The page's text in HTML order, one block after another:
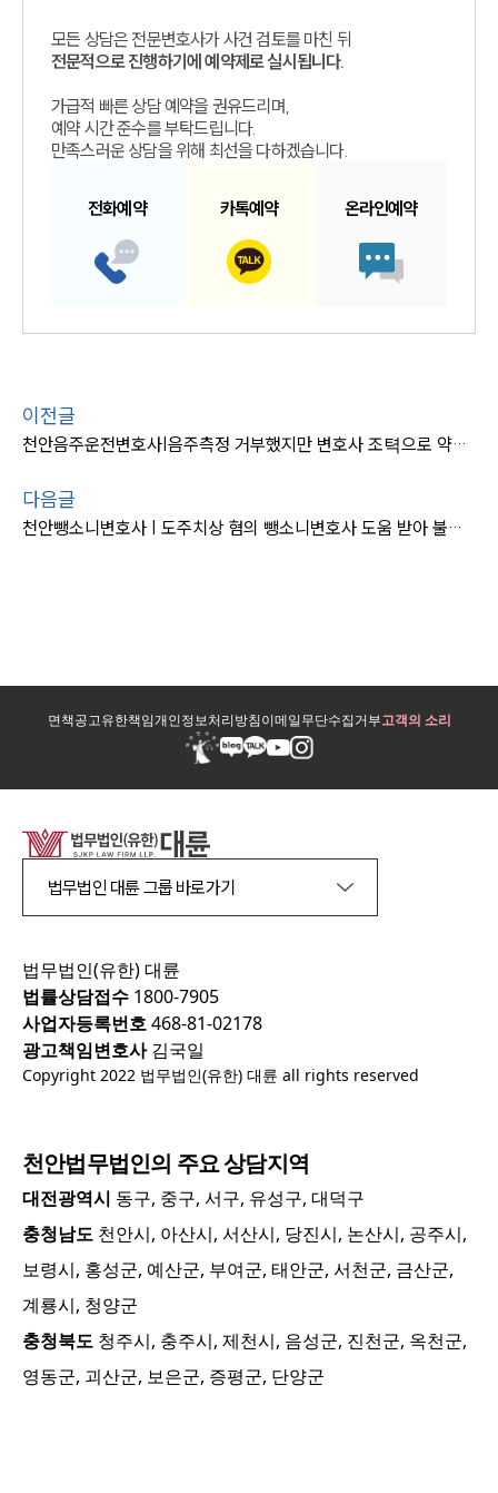
모든 상담은 전문변호사가 사건 검토를 마친 뒤
전문적으로 진행하기에 예약제로 실시됩니다.
가급적 빠른 상담 예약을 권유드리며,
예약 시간 준수를 부탁드립니다.
만족스러운 상담을 위해 최선을 다하겠습니다.
전화예약 카톡예약 온라인예약
이전글
천안음주운전변호사|음주측정 거부했지만 변호사 조텩으로 약식명령받아 마무리
다음글
천안뺑소니변호사 | 도주치상 혐의 뺑소니변호사 도움 받아 불송치
면책공고유한책임개인정보처리방침이메일무단수집거부고객의 소리
법무법인 대륜 그룹 바로가기
법무법인(유한) 대륜
법률상담접수 1800-7905
사업자등록번호468-81-02178
광고책임변호사김국일
Copyright 2022 법무법인(유한) 대륜 all rights reserved
천안법무법인의 주요 상담지역
대전광역시 동구, 중구, 서구, 유성구, 대덕구
충청남도 천안시, 아산시, 서산시, 당진시, 논산시, 공주시,
보령시, 홍성군, 예산군, 부여군, 태안군, 서천군, 금산군,
계룡시, 청양군
충청북도 청주시, 충주시, 제천시, 음성군, 진천군, 옥천군,
영동군, 괴산군, 보은군, 증평군, 단양군